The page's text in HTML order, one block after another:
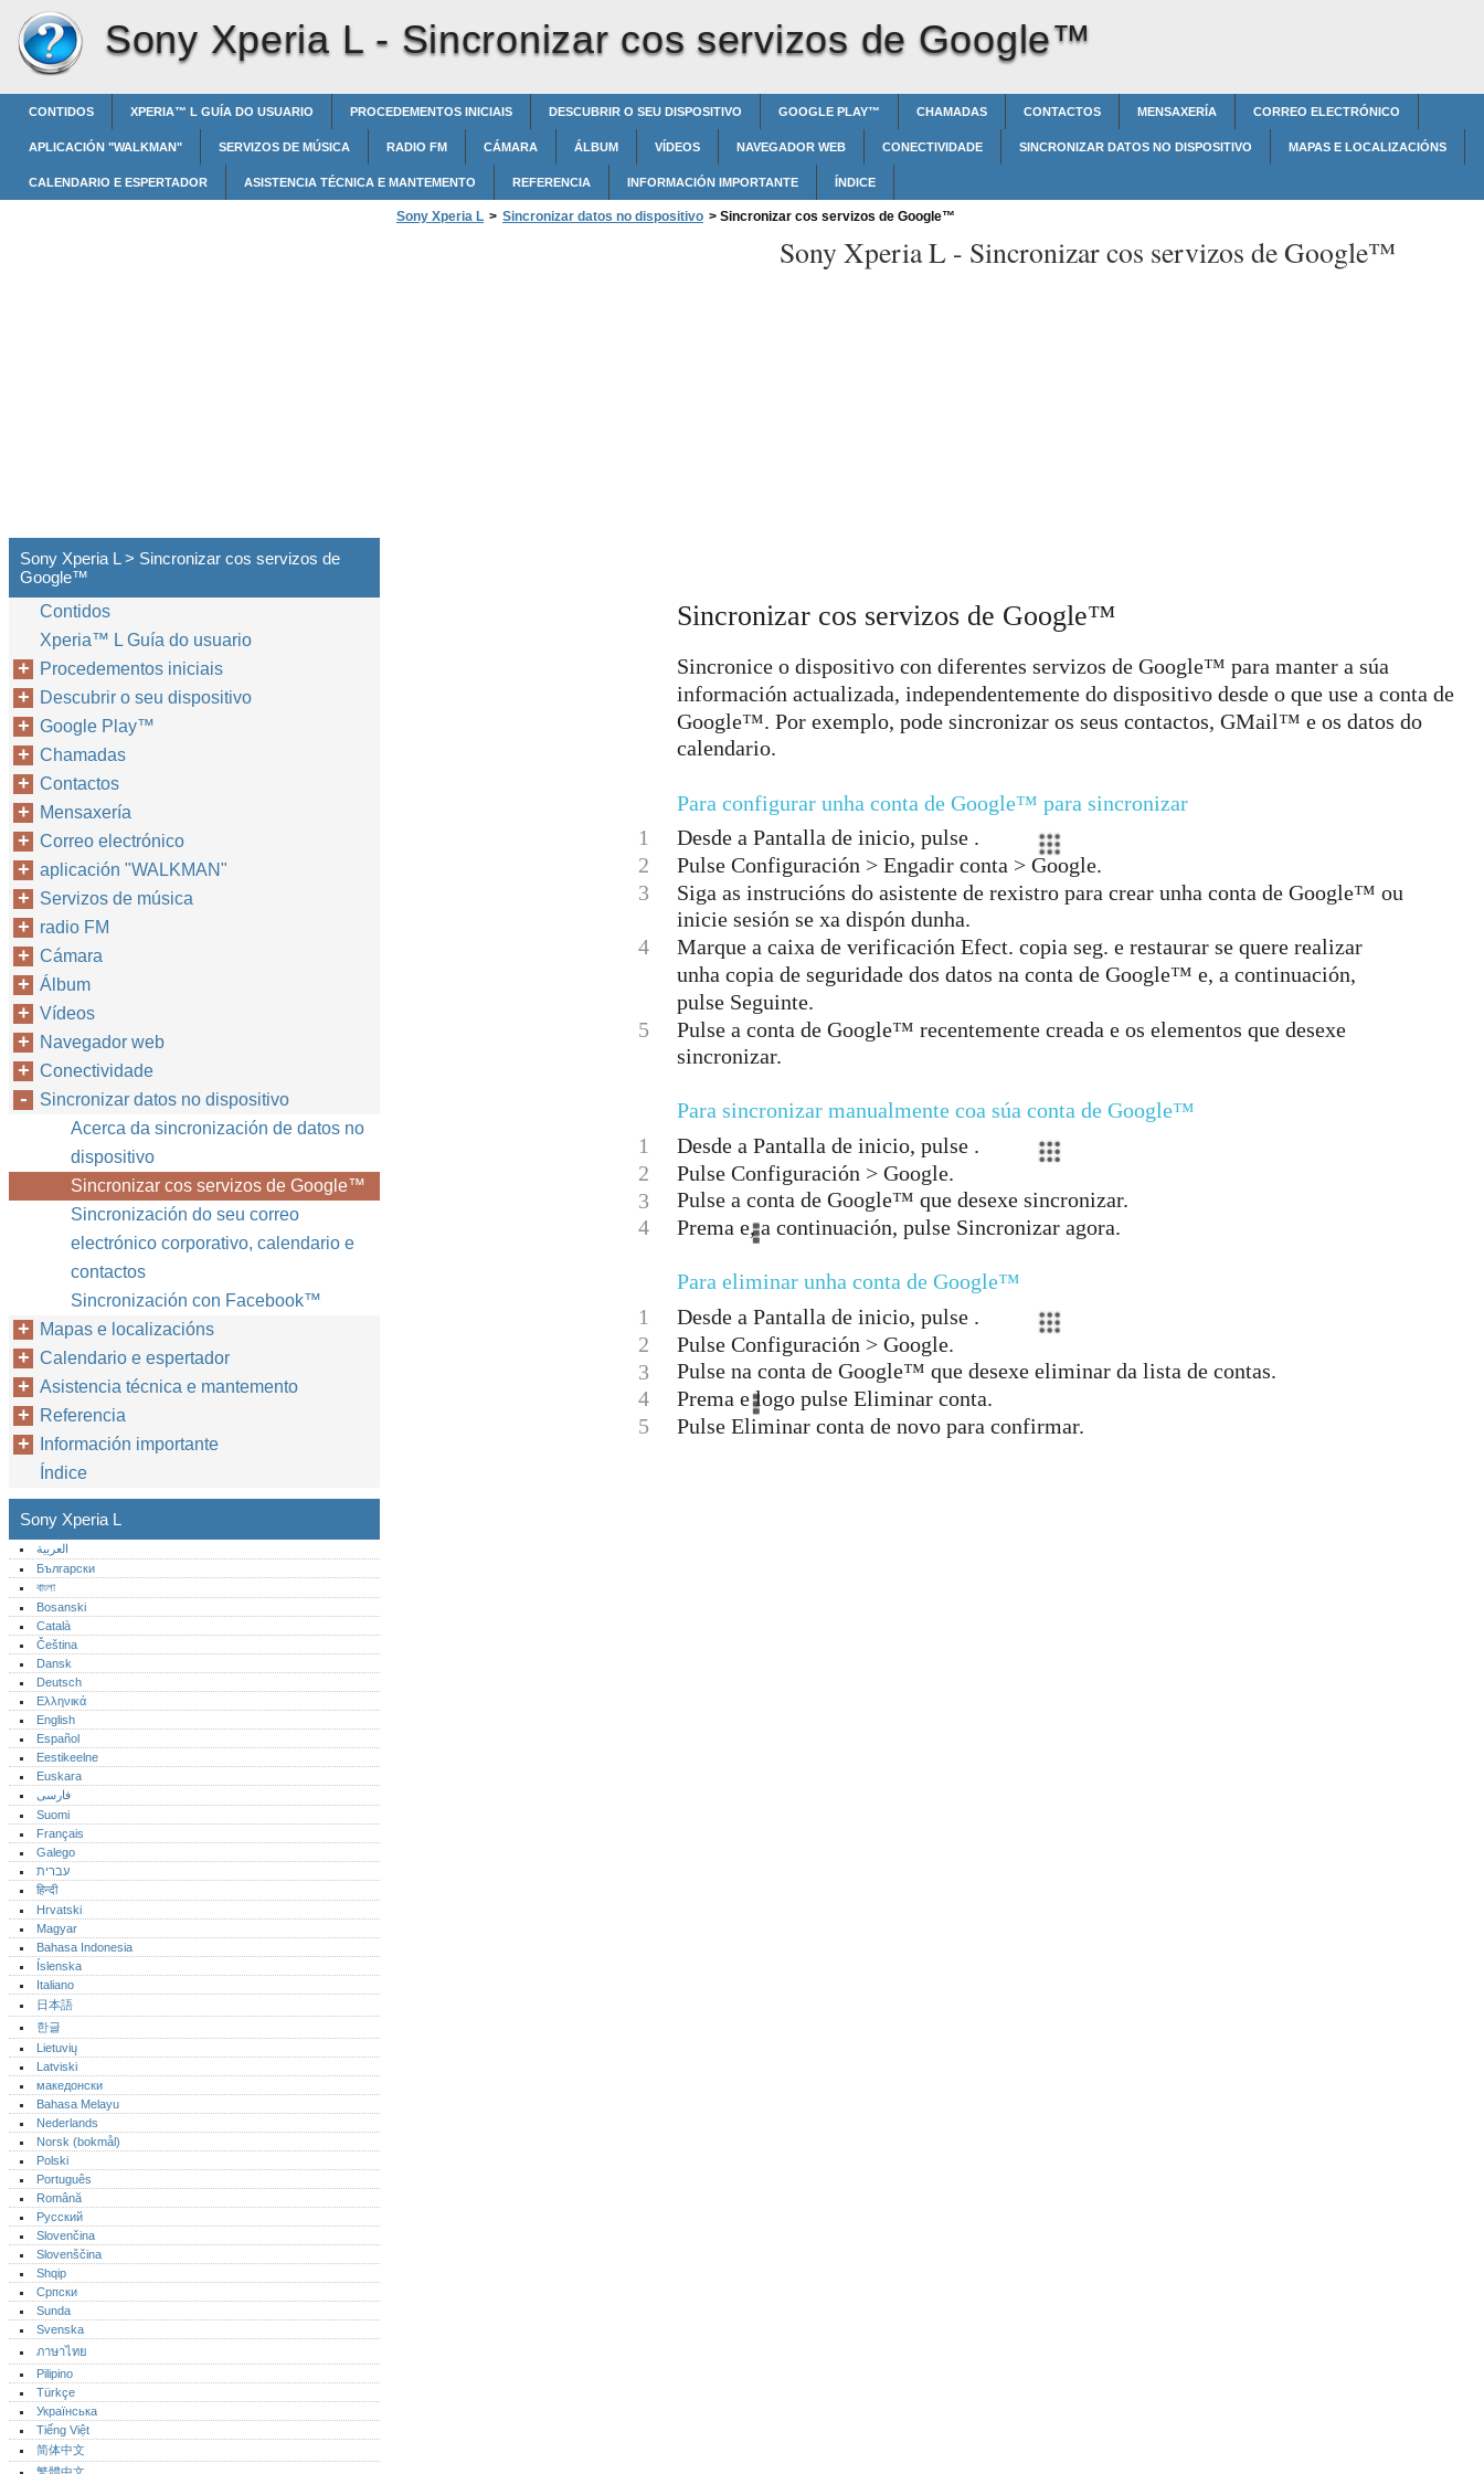
Sony Xperia L - Sincronizar cos servizos de Google™‎
CONTIDOS XPERIA™‎ L GUÍA DO USUARIO PROCEDEMENTOS INICIAIS DESCUBRIR O SEU DISPOSITIVO GOOGLE PLAY™‎ CHAMADAS CONTACTOS MENSAXERÍA CORREO ELECTRÓNICO
APLICACIÓN "WALKMAN" SERVIZOS DE MÚSICA RADIO FM CÁMARA ÁLBUM VÍDEOS NAVEGADOR WEB CONECTIVIDADE SINCRONIZAR DATOS NO DISPOSITIVO MAPAS E LOCALIZACIÓNS
CALENDARIO E ESPERTADOR ASISTENCIA TÉCNICA E MANTEMENTO REFERENCIA INFORMACIÓN IMPORTANTE ÍNDICE
Sony Xperia L > Sincronizar datos no dispositivo > Sincronizar cos servizos de Google™‎
Sony Xperia L - Sincronizar cos servizos de Google™‎
Sincronizar cos servizos de Google™
Sincronice o dispositivo con diferentes servizos de Google™ para manter a súa
información actualizada, independentemente do dispositivo desde o que use a conta de
Google™. Por exemplo, pode sincronizar os seus contactos, GMail™ e os datos do
calendario.
Para configurar unha conta de Google™ para sincronizar
1
Desde a Pantalla de inicio, pulse .
2
Pulse Configuración > Engadir conta > Google.
3
Siga as instrucións do asistente de rexistro para crear unha conta de Google™ ou
inicie sesión se xa dispón dunha.
4
Marque a caixa de verificación Efect. copia seg. e restaurar se quere realizar
unha copia de seguridade dos datos na conta de Google™ e, a continuación,
pulse Seguinte.
5
Pulse a conta de Google™ recentemente creada e os elementos que desexe
sincronizar.
Para sincronizar manualmente coa súa conta de Google™
1
Desde a Pantalla de inicio, pulse .
2
Pulse Configuración > Google.
3
Pulse a conta de Google™ que desexe sincronizar.
4
Prema e, a continuación, pulse Sincronizar agora.
Para eliminar unha conta de Google™
1
Desde a Pantalla de inicio, pulse .
2
Pulse Configuración > Google.
3
Pulse na conta de Google™ que desexe eliminar da lista de contas.
4
Prema e logo pulse Eliminar conta.
5
Pulse Eliminar conta de novo para confirmar.
Sony Xperia L > Sincronizar cos servizos de
Google™‎
Contidos
Xperia™‎ L Guía do usuario
Procedementos iniciais
Descubrir o seu dispositivo
Google Play™‎
Chamadas
Contactos
Mensaxería
Correo electrónico
aplicación "WALKMAN"
Servizos de música
radio FM
Cámara
Álbum
Vídeos
Navegador web
Conectividade
Sincronizar datos no dispositivo
Acerca da sincronización de datos no
dispositivo
Sincronizar cos servizos de Google™‎
Sincronización do seu correo
electrónico corporativo, calendario e
contactos
Sincronización con Facebook™‎
Mapas e localizacións
Calendario e espertador
Asistencia técnica e mantemento
Referencia
Información importante
Índice
Sony Xperia L
العربية
Български
বাংলা
Bosanski
Català
Čeština
Dansk
Deutsch
Ελληνικά
English
Español
Eestikeelne
Euskara
فارسی
Suomi
Français
Galego
עברית
हिन्दी
Hrvatski
Magyar
Bahasa Indonesia
Íslenska
Italiano
日本語
한글
Lietuvių
Latviski
македонски
Bahasa Melayu
Nederlands
Norsk (bokmål)‎
Polski
Português‎
Română
Русский
Slovenčina
Slovenščina
Shqip
Српски
Sunda
Svenska
ภาษาไทย
Pilipino
Türkçe
Українська
Tiếng Việt
简体中文